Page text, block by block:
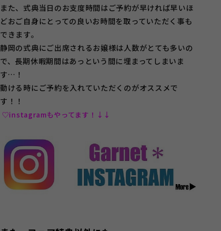
また、式典当日のお支度時間はご予約が早ければ早いほ
どおご自身にとっての良いお時間を取っていただく事も
できます。
静岡の式典にご出席されるお嬢様は人数がとても多いの
で、長期休暇期間はあっという間に埋まってしまいま
す…！
動ける時にご予約を入れていただくのがオススメで
す！！
♡instagramもやってます！↓↓